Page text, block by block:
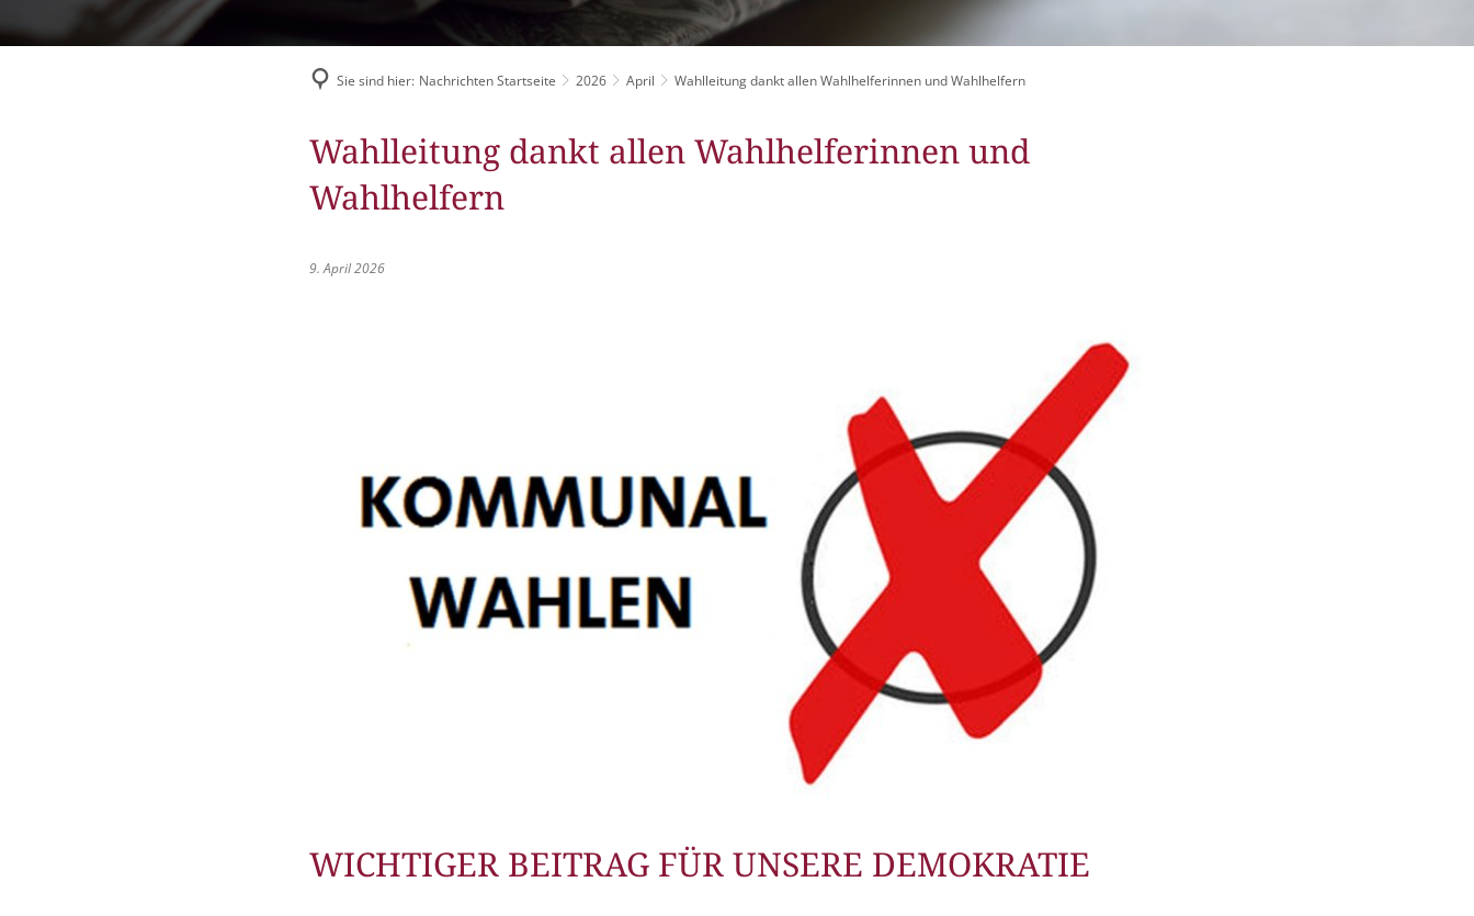
Stadtradeln
Bürgerhaus
Fahrpläne
Müllabfuhr Schlitzer Geschichten
Sie sind hier: Nachrichten Startseite 2026 April Wahlleitung dankt allen Wahlhelferinnen und Wahlhelfern
Wahlleitung dankt allen Wahlhelferinnen und
Wahlhelfern
9. April 2026
WICHTIGER BEITRAG FÜR UNSERE DEMOKRATIE